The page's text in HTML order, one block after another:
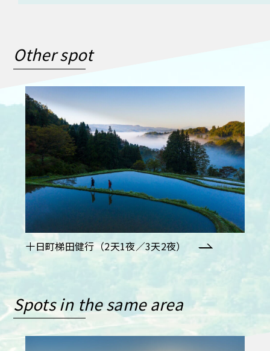
Other spot
十日町梯田健行（2天1夜／3天2夜）
Spots in the same area